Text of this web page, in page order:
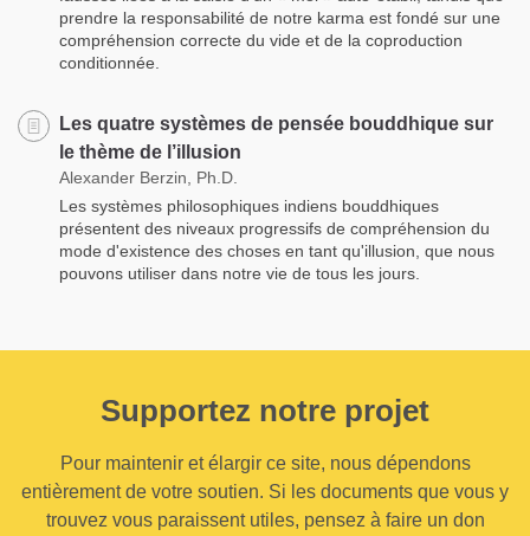
prendre la responsabilité de notre karma est fondé sur une
compréhension correcte du vide et de la coproduction
conditionnée.
Les quatre systèmes de pensée bouddhique sur
le thème de l’illusion
Alexander Berzin, Ph.D.
Les systèmes philosophiques indiens bouddhiques
présentent des niveaux progressifs de compréhension du
mode d'existence des choses en tant qu'illusion, que nous
pouvons utiliser dans notre vie de tous les jours.
Supportez notre projet
Pour maintenir et élargir ce site, nous dépendons
entièrement de votre soutien. Si les documents que vous y
trouvez vous paraissent utiles, pensez à faire un don